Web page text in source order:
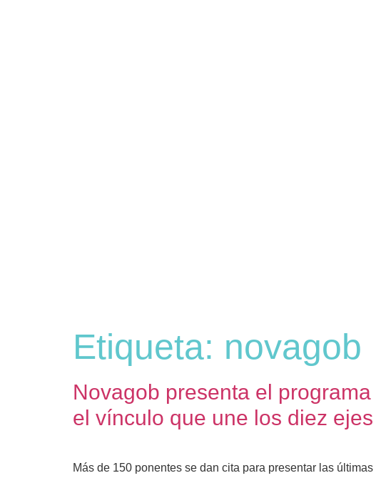
Etiqueta: novagob
Novagob presenta el
el vínculo que une los diez
Más de 150 ponentes se dan cita para presentar las